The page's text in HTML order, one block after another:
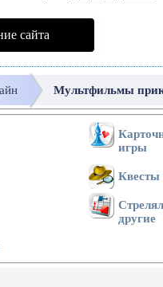
сайта
Мультфильмы
игры
Квесты
другие